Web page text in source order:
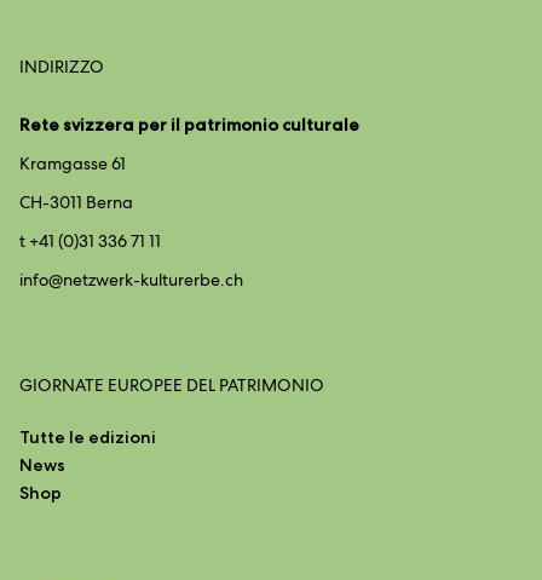
INDIRIZZO
Rete svizzera per il patrimonio culturale
Kramgasse 61
CH-3011 Berna
t +41 (0)31 336 71 11
info@netzwerk-kulturerbe.ch
GIORNATE EUROPEE DEL PATRIMONIO
Tutte le edizioni
News
Shop